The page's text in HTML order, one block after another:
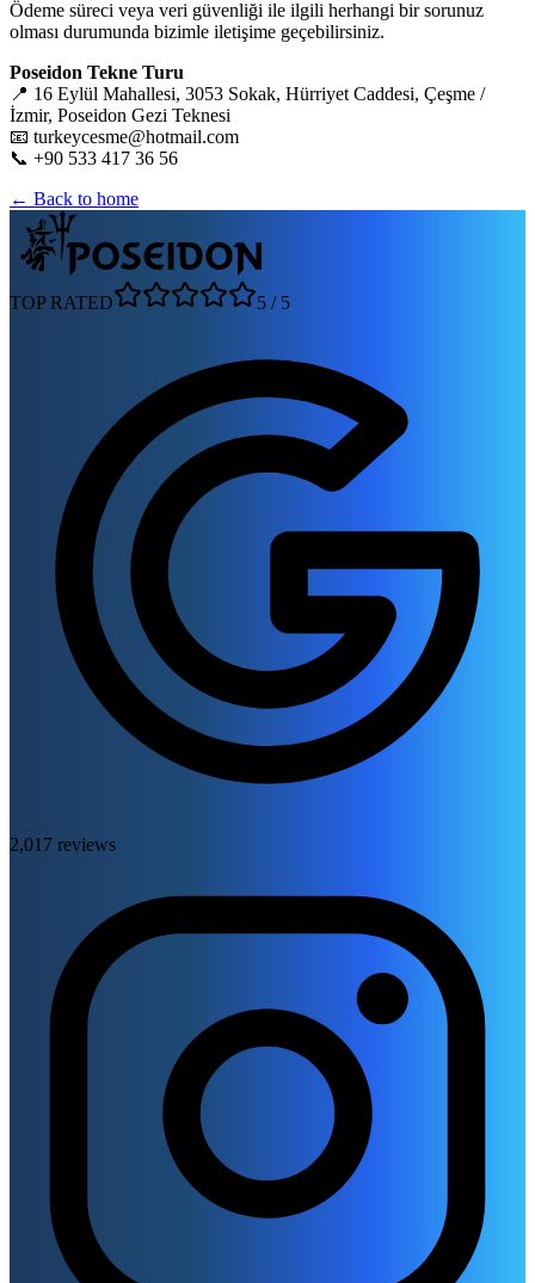
Ödeme süreci veya veri güvenliği ile ilgili herhangi bir sorunuz
olması durumunda bizimle iletişime geçebilirsiniz.
Poseidon Tekne Turu
📍 16 Eylül Mahallesi, 3053 Sokak, Hürriyet Caddesi, Çeşme /
İzmir, Poseidon Gezi Teknesi
📧 turkeycesme@hotmail.com
📞 +90 533 417 36 56
← Back to home
TOP RATED 5 / 5
2,017 reviews